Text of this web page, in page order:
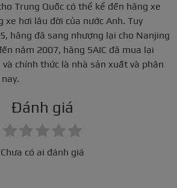
Trung Quốc có thể kể đến hãng xe
xe hơi lâu đời của nước Anh. Tuy
hãng đã sang nhượng lại cho Nanjing
năm 2007, hãng SAIC đã mua lại
chính thức là nhà sản xuất và phân
Đánh giá
Chưa có ai đánh giá